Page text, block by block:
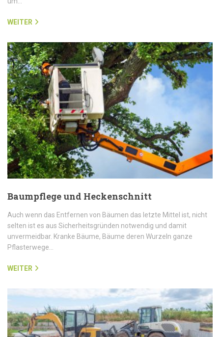
WEITER
Baumpflege und Heckenschnitt
Auch wenn das Entfernen von Bäumen das letzte Mittel ist, nicht
selten ist es aus Sicherheitsgründen notwendig und damit
unvermeidbar. Kranke Bäume, Bäume deren Wurzeln ganze
Pflasterwege…
WEITER